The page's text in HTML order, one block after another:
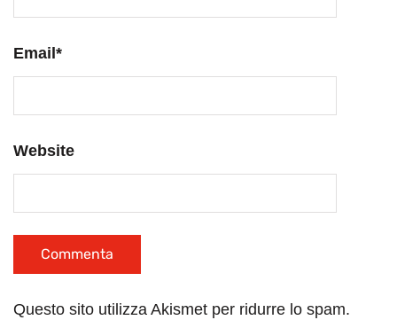
Email *
Website
Questo sito utilizza Akismet per ridurre lo spam.